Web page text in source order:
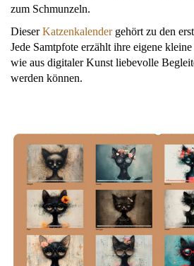
zum Schmunzeln.
DieserKatzenkalendergehört zu den
Jede Samtpfote erzählt ihre eigene
wie aus digitaler Kunst liebevolle
werden können.